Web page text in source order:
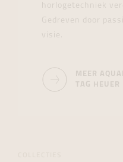
horlogetechniek
Gedreven door
visie.
MEER
TAG HEUER